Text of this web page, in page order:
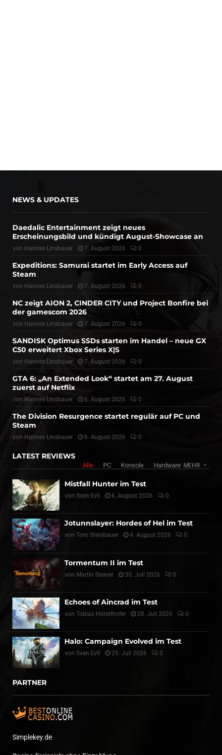
NEWS & UPDATES
Daedalic Entertainment zeigt neues
Erscheinungsbild und kündigt August-Showcase an
von Hannes Linsbauer 7. August 2026 0
Expeditions: Samurai startet im Early Access auf
Steam
von Hannes Linsbauer 7. August 2026 0
NC zeigt AION 2, CINDER CITY und Project Bonfire bei
der gamescom 2026
von Hannes Linsbauer 7. August 2026 0
SANDISK Optimus SSDs starten im Handel – neue GX
C50 erweitert Xbox Series X|S
von Hannes Linsbauer 7. August 2026 0
GTA 6: „An Extended Look“ startet am 27. August
zuerst auf Netflix
von Hannes Linsbauer 6. August 2026 0
The Division Resurgence startet regulär auf PC und
Steam
von Hannes Linsbauer 6. August 2026 0
LATEST REVIEWS
Alle PC Konsole Hardware MEHR
Mistfall Hunter im Test
von Sven Evil 6. August 2026 0
Jotunnslayer: Hordes of Hel im Test
von Tom Steinbauer 4. August 2026 0
Tormentum II im Test
von Martin Steiner 30. Juli 2026 0
Echoes of Aincrad im Test
von Tobias Hörstlhofer 28. Juli 2026 0
Halo: Campaign Evolved im Test
von Sven Evil 25. Juli 2026 0
PARTNER
Simplekey.de